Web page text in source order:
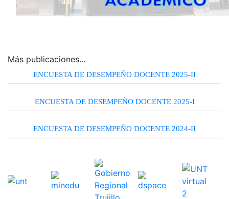
Más publicaciones...
ENCUESTA DE DESEMPEÑO DOCENTE 2025-II
ENCUESTA DE DESEMPEÑO DOCENTE 2025-I
ENCUESTA DE DESEMPEÑO DOCENTE 2024-II